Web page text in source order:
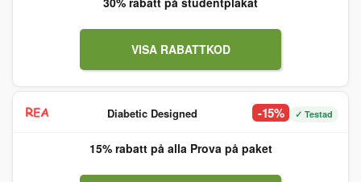
VISA RABATTKOD
Diabetic Designed -15% ✓ Testad
15% rabatt på alla Prova på paket